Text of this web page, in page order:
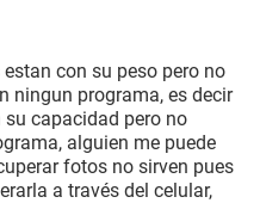
con su peso pero no
ningun programa, es decir
capacidad pero no
alguien me puede
fotos no sirven pues
a través del celular,